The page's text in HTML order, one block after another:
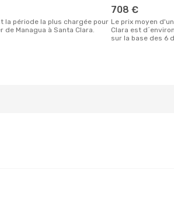
de Managua à Santa Clara.
708 €
Le prix moyen d'un billet Managua Santa
Clara est
sur la base des 6